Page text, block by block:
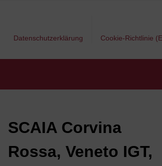
Datenschutzerklärung Cookie-Richtlinie
SCAIA Corvina
Rossa, Veneto IGT,